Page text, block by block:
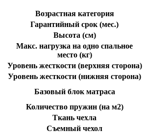
Возрастная категория
Гарантийный срок (мес.)
Высота (см)
Макс. нагрузка на одно спальное
место (кг)
Уровень жесткости (верхняя сторона)
Уровень жесткости (нижняя сторона)
Базовый блок матраса
Количество пружин (на м2)
Ткань чехла
Съемный чехол